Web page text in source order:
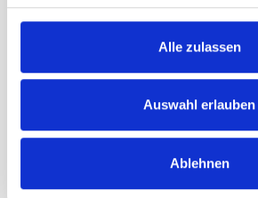
Alle zulassen
Auswahl erlauben
Ablehnen
Materialien für
aus strapazierfähigem Fahnenstoff
langfristigen Einsatz im Freien